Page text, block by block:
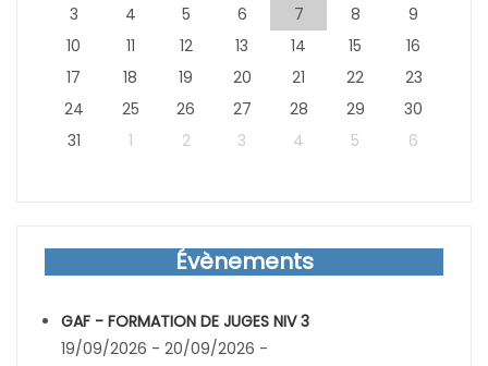
3
4 5 6 7 8
9
10
11 12 13 14 15
16
17
18 19 20 21 22
23
24
25 26 27 28 29
30
31
1 2 3 4 5 6
Évènements
GAF - FORMATION DE JUGES NIV 3
19/09/2026 - 20/09/2026 -